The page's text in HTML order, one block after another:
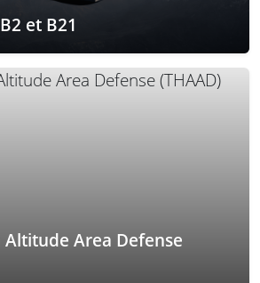
et B21
Area Defense